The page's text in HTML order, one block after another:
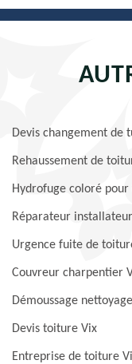
Devis changement de
Rehaussement de
Hydrofuge coloré
Réparateur
Urgence fuite de
Couvreur charpentier
Démoussage
Devis toiture Vix
Entreprise de toiture